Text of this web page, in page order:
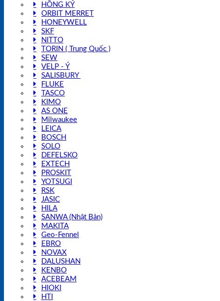
HỒNG KÝ
ORBIT MERRET
HONEYWELL
SKF
NITTO
TORIN ( Trung Quốc )
SEW
VELP - Ý
SALISBURY
FLUKE
TASCO
KIMO
AS ONE
Milwaukee
LEICA
BOSCH
SOLO
DEFELSKO
EXTECH
PROSKIT
YOTSUGI
RSK
JASIC
HILA
SANWA (Nhật Bản)
MAKITA
Geo-Fennel
EBRO
NOVAX
DALUSHAN
KENBO
ACEBEAM
HIOKI
HTI